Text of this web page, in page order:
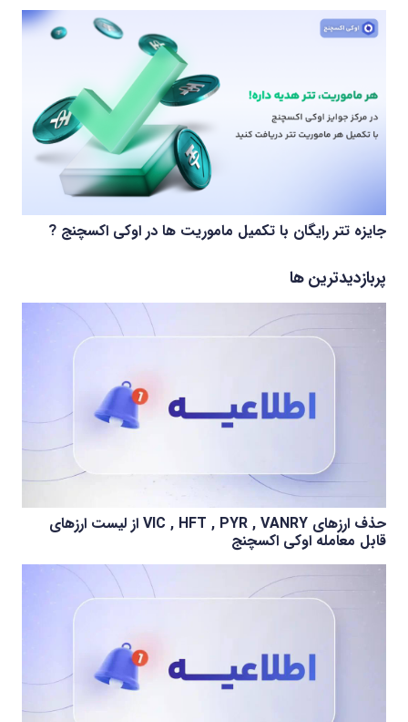
جایزه تتر رایگان با تکمیل ماموریت ها در اوکی اکسچنج ?
پربازدیدترین ها
حذف ارزهای VIC , HFT , PYR , VANRY از لیست ارزهای
قابل معامله اوکی اکسچنج